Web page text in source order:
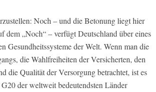
Noch – und die Betonung liegt hier
dem „Noch“ – verfügt Deutschland über eines
Gesundheitssysteme der Welt. Wenn man die
die Wahlfreiheiten der Versicherten, den
die Qualität der Versorgung betrachtet, ist es
der weltweit bedeutendsten Länder